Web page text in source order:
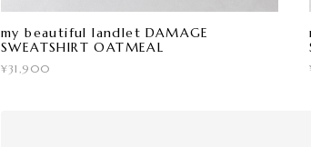
my beautiful landlet DAMAGE
SWEATSHIRT OATMEAL
¥31,900